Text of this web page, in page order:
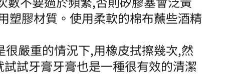
塑膠材質。使用柔軟的棉布蘸些酒精
嚴重的情況下,用橡皮拭擦幾次,然
試牙膏牙膏也是一種很有效的清潔